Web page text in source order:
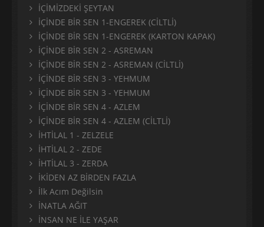
İÇİMİZDEKİ ŞEYTAN
İÇİNDE BİR SEN 1-ENGEREK (CİLTLİ)
İÇİNDE BİR SEN 1-ENGEREK (KARTON KAPAK)
İÇİNDE BİR SEN 2 - ASREMAN
İÇİNDE BİR SEN 2 - ASREMAN (CİLTLİ)
İÇİNDE BİR SEN 3 - YEHMUM
İÇİNDE BİR SEN 3 - YEHMUM
İÇİNDE BİR SEN 4 - AZLEM
İÇİNDE BİR SEN 4 - AZLEM (CİLTLİ)
İHTİLAL 1 - ZELZELE
İHTİLAL 2 - ZEDE
İHTİLAL 3 - ZERDA
İKİDEN AZ BİRDEN FAZLA
İlk Acım Değilsin
İNATLA AĞIT
İNSAN NE İLE YAŞAR